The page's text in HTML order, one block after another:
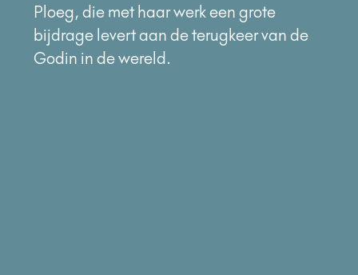
Ploeg, die met haar werk een grote
bijdrage levert aan de terugkeer van de
Godin in de wereld.